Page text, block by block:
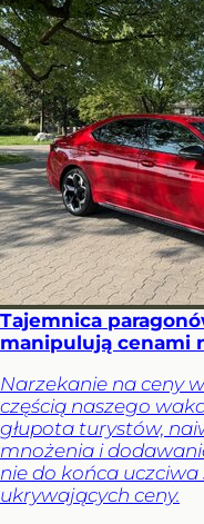
Tajemnica
manipulują cenami
Narzekanie na ceny
częścią naszego
głupota turystów,
mnożenia i
nie do końca
ukrywających ceny.